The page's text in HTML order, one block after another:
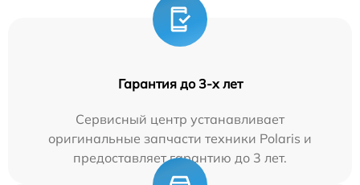
Гарантия до 3-х лет
Сервисный центр устанавливает
оригинальные запчасти техники Polaris и
предоставляет гарантию до 3 лет.